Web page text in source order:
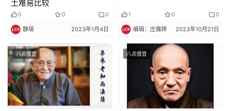
土难易比较
0 0 0
静瑛 2023年1月4日
1 0 0
编辑：庄雅婷 2023年10月21日
八点僧音 八点僧音